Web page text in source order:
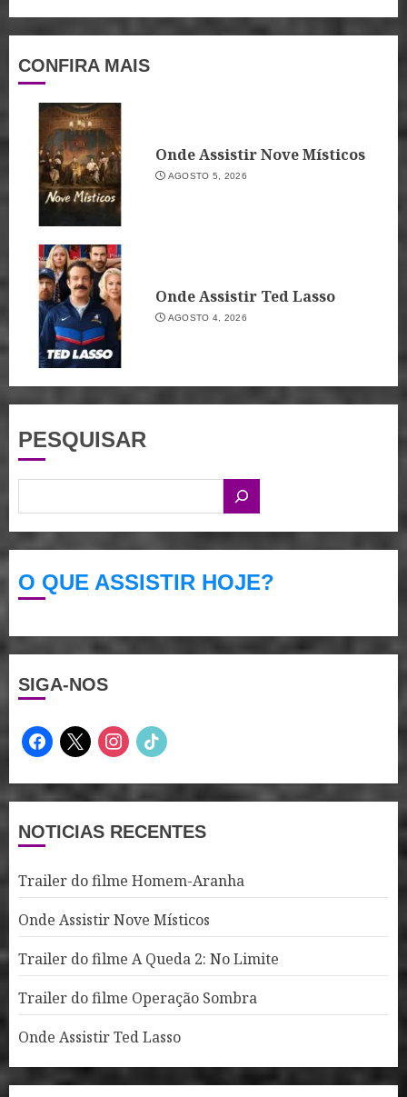
CONFIRA MAIS
Onde Assistir Nove Místicos
AGOSTO 5, 2026
Onde Assistir Ted Lasso
AGOSTO 4, 2026
PESQUISAR
O QUE ASSISTIR HOJE?
SIGA-NOS
facebook
x instagram
tiktok
NOTICIAS RECENTES
Trailer do filme Homem-Aranha
Onde Assistir Nove Místicos
Trailer do filme A Queda 2: No Limite
Trailer do filme Operação Sombra
Onde Assistir Ted Lasso